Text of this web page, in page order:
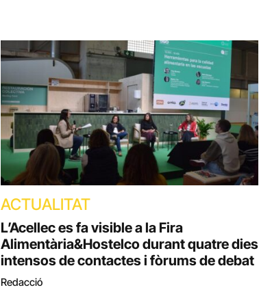
ACTUALITAT
L’Acellec es fa visible a la Fira
Alimentària&Hostelco durant quatre dies
intensos de contactes i fòrums de debat
Redacció